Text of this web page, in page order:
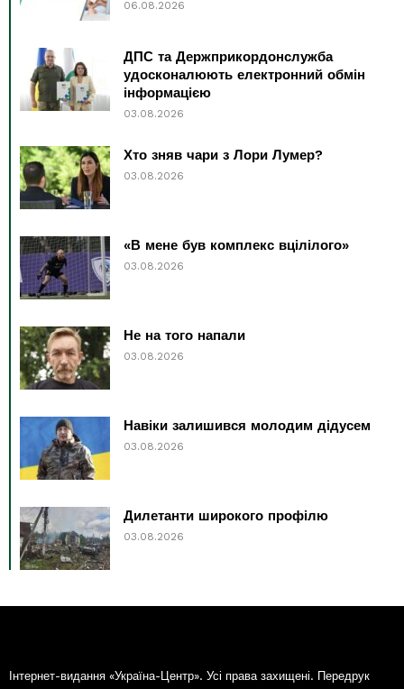
06.08.2026
ДПС та Держприкордонслужба
удосконалюють електронний обмін
інформацією
03.08.2026
Хто зняв чари з Лори Лумер?
03.08.2026
«В мене був комплекс вцілілого»
03.08.2026
Не на того напали
03.08.2026
Навіки залишився молодим дідусем
03.08.2026
Дилетанти широкого профілю
03.08.2026
Інтернет-видання «Україна-Центр». Усі права захищені. Передрук